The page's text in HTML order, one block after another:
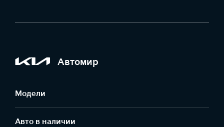
Автомир
Модели
Авто в наличии